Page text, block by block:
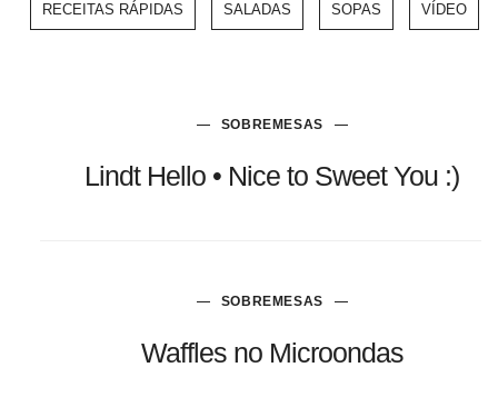
RECEITAS RÁPIDAS SALADAS SOPAS VÍDEO
SOBREMESAS
Lindt Hello • Nice to Sweet You :)
SOBREMESAS
Waffles no Microondas